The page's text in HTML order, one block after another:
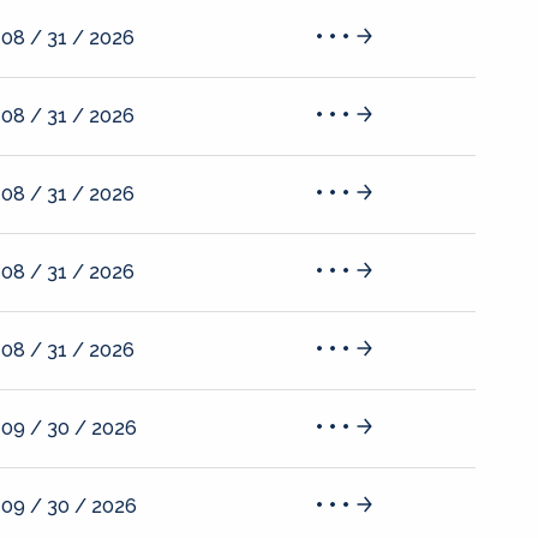
08 / 31 / 2026
08 / 31 / 2026
08 / 31 / 2026
08 / 31 / 2026
08 / 31 / 2026
09 / 30 / 2026
09 / 30 / 2026